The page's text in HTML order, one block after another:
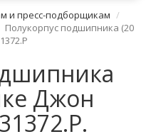
и пресс-подборщикам
Полукорпус подшипника (20
Джон